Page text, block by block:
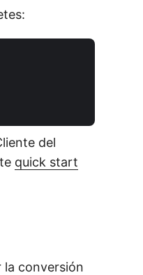
del
quick start
la conversión